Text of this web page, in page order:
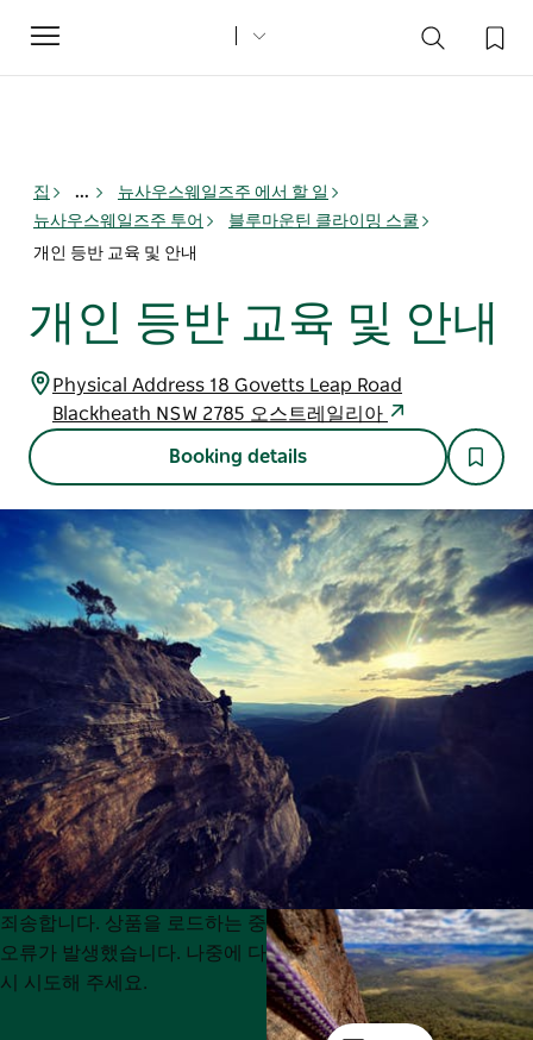
Toggle
navigation
집 ...
뉴사우스웨일즈주 에서 할 일
뉴사우스웨일즈주 투어
블루마운틴 클라이밍 스쿨
개인 등반 교육 및 안내
개인 등반 교육 및 안내
Physical Address 18 Govetts Leap Road
Blackheath NSW 2785 오스트레일리아
Booking details
Product
List
Product
List
죄송합니다. 상품을 로드하는 중
오류가 발생했습니다. 나중에 다
시 시도해 주세요.